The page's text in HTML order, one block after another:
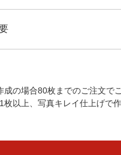
の場合80枚までのご注文で
以上、写真キレイ仕上げで